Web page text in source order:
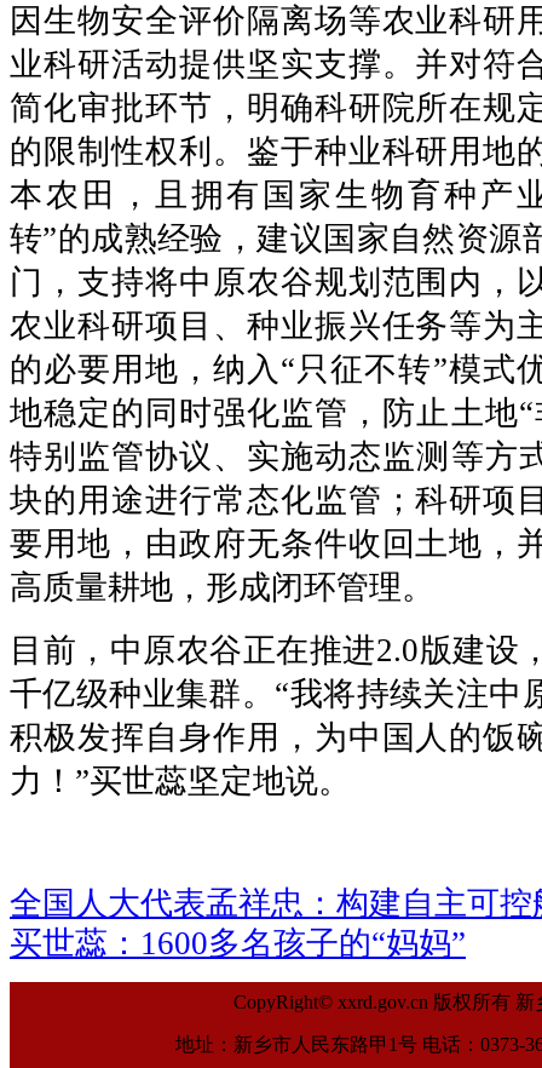
因生物安全评价隔离场等农业科研
业科研活动提供坚实支撑。并对符
简化审批环节，明确科研院所在规
的限制性权利。鉴于种业科研用地
本农田，且拥有国家生物育种产
转”的成熟经验，建议国家自然资源
门，支持将中原农谷规划范围内，
农业科研项目、种业振兴任务等为
的必要用地，纳入“只征不转”模式
地稳定的同时强化监管，防止土地
特别监管协议、实施动态监测等方
块的用途进行常态化监管；科研项
要用地，由政府无条件收回土地，
高质量耕地，形成闭环管理。
目前，中原农谷正在推进2.0版建设
千亿级种业集群。“我将持续关注中
积极发挥自身作用，为中国人的饭
力！”买世蕊坚定地说。
全国人大代表孟祥忠：构建自主可
买世蕊：1600多名孩子的“妈妈”
CopyRight© xxrd.gov.cn 版权所有
地址：新乡市人民东路甲1号 电话：0373-